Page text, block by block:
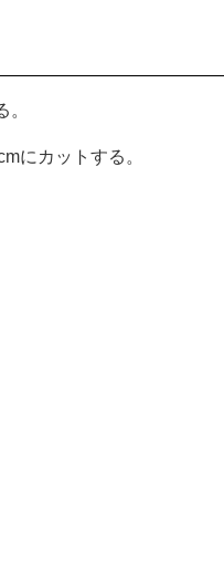
にカットする。